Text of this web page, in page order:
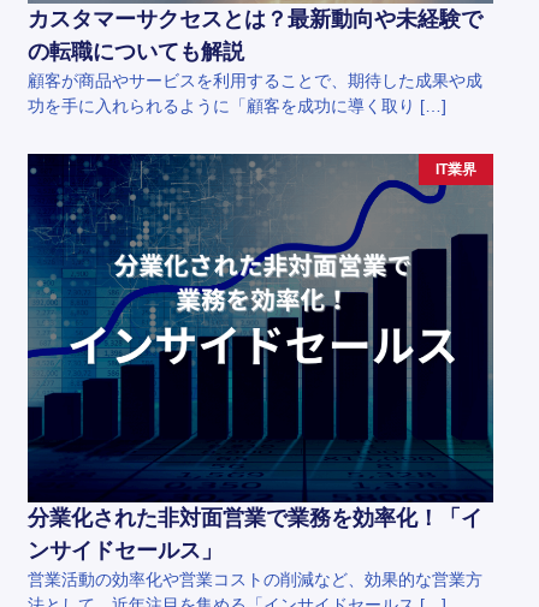
カスタマーサクセスとは？最新動向や未経験で
の転職についても解説
顧客が商品やサービスを利用することで、期待した成果や成
功を手に入れられるように「顧客を成功に導く取り […]
IT業界
分業化された非対面営業で業務を効率化！「イ
ンサイドセールス」
営業活動の効率化や営業コストの削減など、効果的な営業方